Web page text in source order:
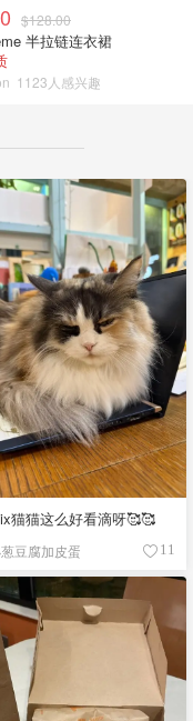
$128.00
半拉链连衣裙
1123人感兴趣
猫猫这么好看滴呀🥰🥰
豆腐加皮蛋 11